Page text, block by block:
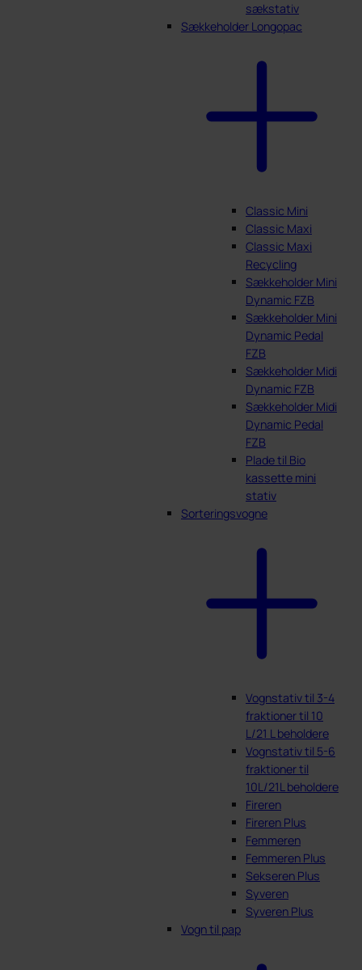
sækstativ
Sækkeholder Longopac
Classic Mini
Classic Maxi
Classic Maxi
Recycling
Sækkeholder Mini
Dynamic FZB
Sækkeholder Mini
Dynamic Pedal
FZB
Sækkeholder Midi
Dynamic FZB
Sækkeholder Midi
Dynamic Pedal
FZB
Plade til Bio
kassette mini
stativ
Sorteringsvogne
Vognstativ til 3-4
fraktioner til 10
L/21 L beholdere
Vognstativ til 5-6
fraktioner til
10L/21L beholdere
Fireren
Fireren Plus
Femmeren
Femmeren Plus
Sekseren Plus
Syveren
Syveren Plus
Vogn til pap